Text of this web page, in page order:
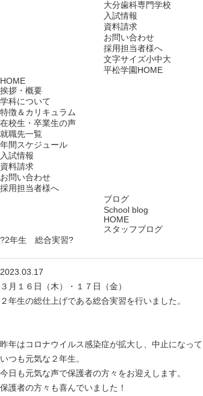
大分歯科専門学校
入試情報
資料請求
お問い合わせ
採用担当者様へ
文字サイズ小中大
平松学園HOME
HOME
挨拶・概要
学科について
特徴＆カリキュラム
在校生・卒業生の声
就職先一覧
年間スケジュール
入試情報
資料請求
お問い合わせ
採用担当者様へ
ブログ
School blog
HOME
スタッフブログ
?2年生 総合実習?
2023.03.17
３月１６日（木）・１７日（金）
２年生の総仕上げである総合実習を行いました。
昨年はコロナウイルス感染症が拡大し、中止になっ
いつも元気な２年生。
今日も元気な声で保護者の方々をお迎えします。
保護者の方々も喜んでいました！